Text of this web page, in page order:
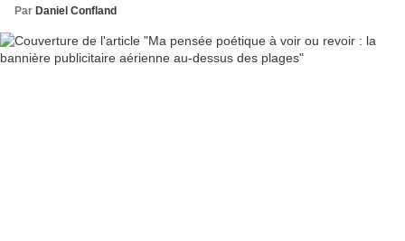
Par Daniel Confland